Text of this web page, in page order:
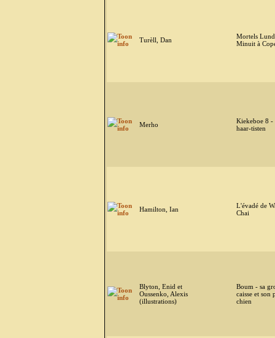
Turèll, Dan
Mortels
Minuit à
Merho
Kiekeboe 8 -
haar-tisten
Hamilton, Ian
L'évadé de
Chai
Blyton, Enid et
Oussenko, Alexis
(illustrations)
Boum - sa
caisse et son
chien